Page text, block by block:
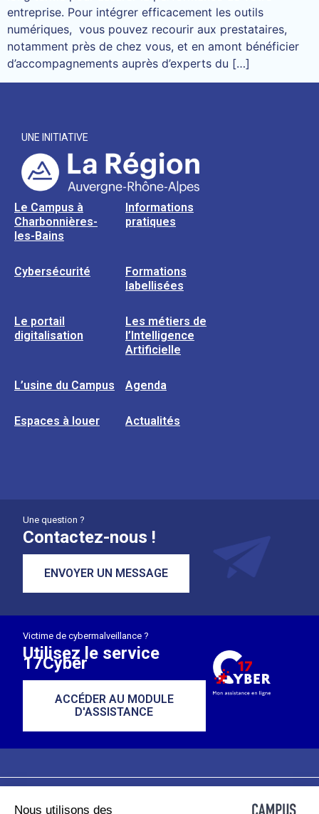
entreprise. Pour intégrer efficacement les outils
numériques, vous pouvez recourir aux prestataires,
notamment près de chez vous, et en amont bénéficier
d’accompagnements auprès d’experts du […]
UNE INITIATIVE
Le Campus à
Charbonnières-
les-Bains
Informations
pratiques
Cybersécurité
Formations
labellisées
Le portail
digitalisation
Les métiers de
l’Intelligence
Artificielle
L’usine du Campus Agenda
Espaces à louer Actualités
Une question ?
Contactez-nous !
ENVOYER UN MESSAGE
Victime de cybermalveillance ?
Utilisez le service
17Cyber
ACCÉDER AU MODULE
D'ASSISTANCE
Nous utilisons des